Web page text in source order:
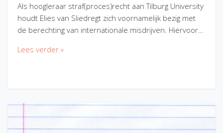
Als hoogleraar straf(proces)recht aan Tilburg University
houdt Elies van Sliedregt zich voornamelijk bezig met
de berechting van internationale misdrijven. Hiervoor…
Lees verder »